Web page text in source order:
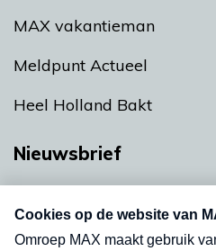
MAX vakantieman
Meldpunt Actueel
Heel Holland Bakt
Nieuwsbrief
nieuwsbrief. Elke vrijdag-
uw mailbox.